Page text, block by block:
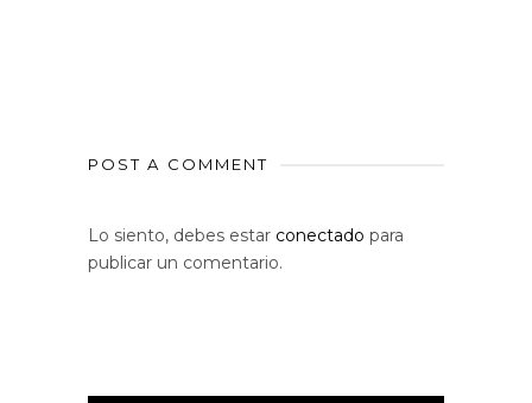
POST A COMMENT
Lo siento, debes estar conectado para
publicar un comentario.